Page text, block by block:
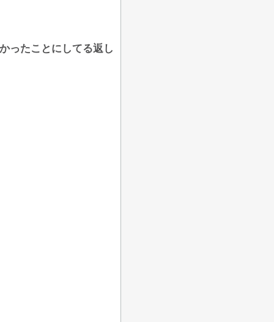
ったことにしてる返し